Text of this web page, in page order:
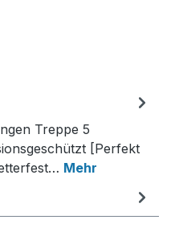
Treppe 5
[Perfekt
Mehr